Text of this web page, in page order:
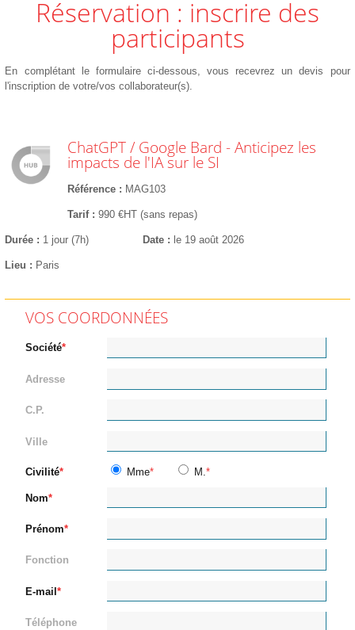
Réservation : inscrire des
participants
En complétant le formulaire ci-dessous, vous recevrez un devis pour
l'inscription de votre/vos collaborateur(s).
ChatGPT / Google Bard - Anticipez les
impacts de l'IA sur le SI
Référence MAG103
Tarif 990 €HT (sans repas)
Durée 1 jour (7h) Date le 19 août 2026
Lieu Paris
VOS COORDONNÉES
Société
Adresse
C.P.
Ville
Civilité Mme M.
Nom
Prénom
Fonction
E-mail
Téléphone